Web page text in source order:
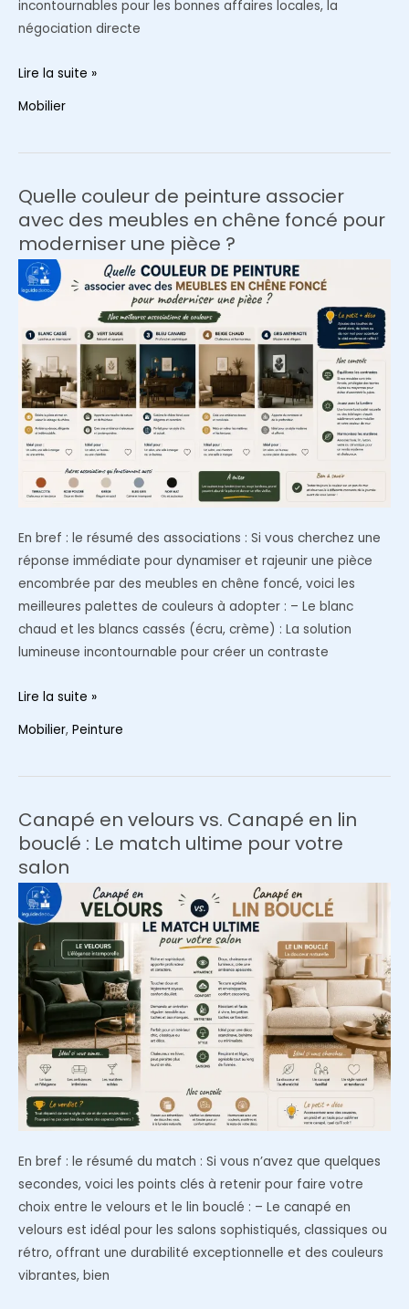
incontournables pour les bonnes affaires locales, la
négociation directe
Où
seconde
main
en
ligne
Le
des
meilleures
plateformes
Lire la suite »
Mobilier
Quelle couleur de peinture associer
avec des meubles en chêne foncé pour
moderniser une pièce ?
En bref : le résumé des associations : Si vous cherchez une
réponse immédiate pour dynamiser et rajeunir une pièce
encombrée par des meubles en chêne foncé, voici les
meilleures palettes de couleurs à adopter : – Le blanc
chaud et les blancs cassés (écru, crème) : La solution
lumineuse incontournable pour créer un contraste
Quelle
avec
des
meubles
en
chêne
foncé
pour
moderniser
une
pièce
?
Lire la suite »
Mobilier, Peinture
Canapé en velours vs. Canapé en lin
bouclé : Le match ultime pour votre
salon
En bref : le résumé du match : Si vous n’avez que quelques
secondes, voici les points clés à retenir pour faire votre
choix entre le velours et le lin bouclé : – Le canapé en
velours est idéal pour les salons sophistiqués, classiques ou
rétro, offrant une durabilité exceptionnelle et des couleurs
vibrantes, bien